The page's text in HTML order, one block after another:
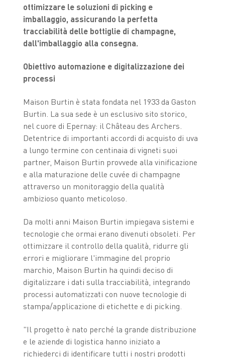
ottimizzare le soluzioni di picking e
imballaggio, assicurando la perfetta
tracciabilità delle bottiglie di champagne,
dall'imballaggio alla consegna.
Obiettivo automazione e digitalizzazione dei
processi
Maison Burtin è stata fondata nel 1933 da Gaston
Burtin. La sua sede è un esclusivo sito storico,
nel cuore di Epernay: il Château des Archers.
Detentrice di importanti accordi di acquisto di uva
a lungo termine con centinaia di vigneti suoi
partner, Maison Burtin provvede alla vinificazione
e alla maturazione delle cuvée di champagne
attraverso un monitoraggio della qualità
ambizioso quanto meticoloso.
Da molti anni Maison Burtin impiegava sistemi e
tecnologie che ormai erano divenuti obsoleti. Per
ottimizzare il controllo della qualità, ridurre gli
errori e migliorare l'immagine del proprio
marchio, Maison Burtin ha quindi deciso di
digitalizzare i dati sulla tracciabilità, integrando
processi automatizzati con nuove tecnologie di
stampa/applicazione di etichette e di picking.
"Il progetto è nato perché la grande distribuzione
e le aziende di logistica hanno iniziato a
richiederci di identificare tutti i nostri prodotti